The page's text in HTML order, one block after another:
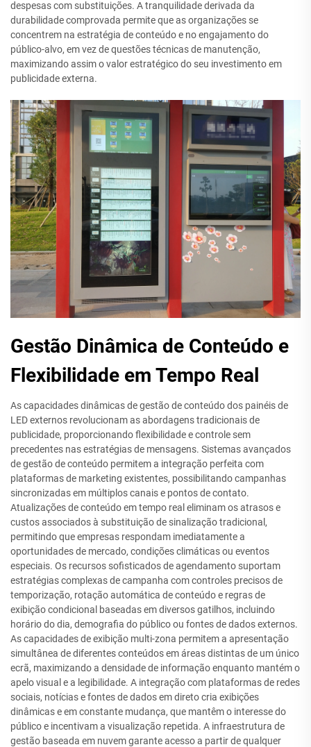
despesas com substituições. A tranquilidade derivada da
durabilidade comprovada permite que as organizações se
concentrem na estratégia de conteúdo e no engajamento do
público-alvo, em vez de questões técnicas de manutenção,
maximizando assim o valor estratégico do seu investimento em
publicidade externa.
Gestão Dinâmica de Conteúdo e
Flexibilidade em Tempo Real
As capacidades dinâmicas de gestão de conteúdo dos painéis de
LED externos revolucionam as abordagens tradicionais de
publicidade, proporcionando flexibilidade e controle sem
precedentes nas estratégias de mensagens. Sistemas avançados
de gestão de conteúdo permitem a integração perfeita com
plataformas de marketing existentes, possibilitando campanhas
sincronizadas em múltiplos canais e pontos de contato.
Atualizações de conteúdo em tempo real eliminam os atrasos e
custos associados à substituição de sinalização tradicional,
permitindo que empresas respondam imediatamente a
oportunidades de mercado, condições climáticas ou eventos
especiais. Os recursos sofisticados de agendamento suportam
estratégias complexas de campanha com controles precisos de
temporização, rotação automática de conteúdo e regras de
exibição condicional baseadas em diversos gatilhos, incluindo
horário do dia, demografia do público ou fontes de dados externos.
As capacidades de exibição multi-zona permitem a apresentação
simultânea de diferentes conteúdos em áreas distintas de um único
ecrã, maximizando a densidade de informação enquanto mantém o
apelo visual e a legibilidade. A integração com plataformas de redes
sociais, notícias e fontes de dados em direto cria exibições
dinâmicas e em constante mudança, que mantêm o interesse do
público e incentivam a visualização repetida. A infraestrutura de
gestão baseada em nuvem garante acesso a partir de qualquer